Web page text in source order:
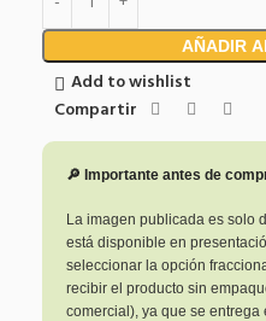
AÑADIR
Add to wishlist
Compartir
🔎 Importante antes de
La imagen publicada es solo
está disponible en
seleccionar la opción
recibir el producto sin
comercial), ya que se